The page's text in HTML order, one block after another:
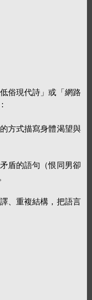
俗現代詩」或「網路
方式描寫身體渴望與
盾的語句（恨同男卻
、重複結構，把語言